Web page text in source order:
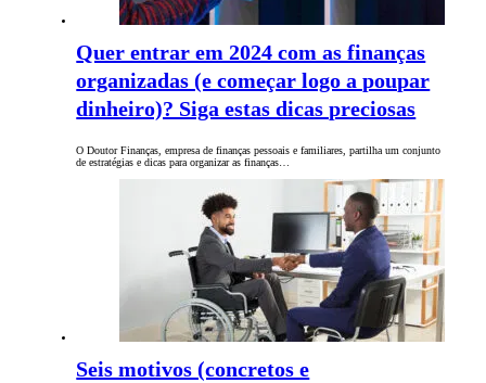
Quer entrar em 2024 com as finanças
organizadas (e começar logo a poupar
dinheiro)? Siga estas dicas preciosas
O Doutor Finanças, empresa de finanças pessoais e familiares, partilha um conjunto
de estratégias e dicas para organizar as finanças…
Seis motivos (concretos e